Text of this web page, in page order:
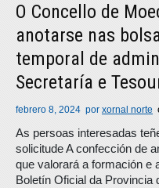
O Concello de
anotarse nas
temporal de
Secretaría e
febrero 8, 2024 por xornal norte
As persoas interesadas
solicitude A confección de
que valorará a formación e
Boletín Oficial da Provincia